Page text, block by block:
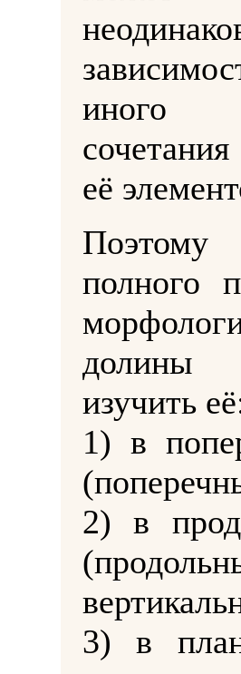
иного
её
Поэтому
полного
долины
изучить
1) в
2) в
3) в